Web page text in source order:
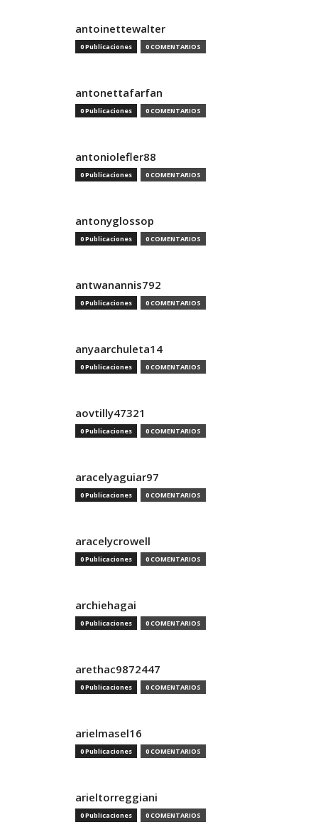
antoinettewalter
0 Publicaciones 0 COMENTARIOS
antonettafarfan
0 Publicaciones 0 COMENTARIOS
antoniolefler88
0 Publicaciones 0 COMENTARIOS
antonyglossop
0 Publicaciones 0 COMENTARIOS
antwanannis792
0 Publicaciones 0 COMENTARIOS
anyaarchuleta14
0 Publicaciones 0 COMENTARIOS
aovtilly47321
0 Publicaciones 0 COMENTARIOS
aracelyaguiar97
0 Publicaciones 0 COMENTARIOS
aracelycrowell
0 Publicaciones 0 COMENTARIOS
archiehagai
0 Publicaciones 0 COMENTARIOS
arethac9872447
0 Publicaciones 0 COMENTARIOS
arielmasel16
0 Publicaciones 0 COMENTARIOS
arieltorreggiani
0 Publicaciones 0 COMENTARIOS